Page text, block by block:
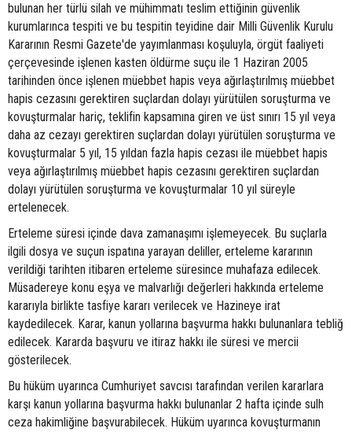
bulunan her türlü silah ve mühimmatı teslim ettiğinin güvenlik
kurumlarınca tespiti ve bu tespitin teyidine dair Milli Güvenlik Kurulu
Kararının Resmi Gazete'de yayımlanması koşuluyla, örgüt faaliyeti
çerçevesinde işlenen kasten öldürme suçu ile 1 Haziran 2005
tarihinden önce işlenen müebbet hapis veya ağırlaştırılmış müebbet
hapis cezasını gerektiren suçlardan dolayı yürütülen soruşturma ve
kovuşturmalar hariç, teklifin kapsamına giren ve üst sınırı 15 yıl veya
daha az cezayı gerektiren suçlardan dolayı yürütülen soruşturma ve
kovuşturmalar 5 yıl, 15 yıldan fazla hapis cezası ile müebbet hapis
veya ağırlaştırılmış müebbet hapis cezasını gerektiren suçlardan
dolayı yürütülen soruşturma ve kovuşturmalar 10 yıl süreyle
ertelenecek.
Erteleme süresi içinde dava zamanaşımı işlemeyecek. Bu suçlarla
ilgili dosya ve suçun ispatına yarayan deliller, erteleme kararının
verildiği tarihten itibaren erteleme süresince muhafaza edilecek.
Müsadereye konu eşya ve malvarlığı değerleri hakkında erteleme
kararıyla birlikte tasfiye kararı verilecek ve Hazineye irat
kaydedilecek. Karar, kanun yollarına başvurma hakkı bulunanlara tebliğ
edilecek. Kararda başvuru ve itiraz hakkı ile süresi ve mercii
gösterilecek.
Bu hüküm uyarınca Cumhuriyet savcısı tarafından verilen kararlara
karşı kanun yollarına başvurma hakkı bulunanlar 2 hafta içinde sulh
ceza hakimliğine başvurabilecek. Hüküm uyarınca kovuşturmanın